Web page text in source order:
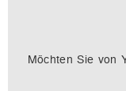
Möchten Sie von